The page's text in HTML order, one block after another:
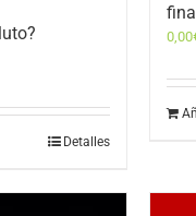
Detalles
0,00